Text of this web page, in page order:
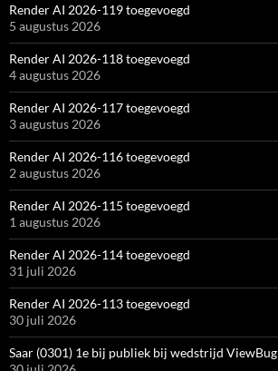
Render AI 2026-119 toegevoegd
5 augustus 2026
Render AI 2026-118 toegevoegd
4 augustus 2026
Render AI 2026-117 toegevoegd
3 augustus 2026
Render AI 2026-116 toegevoegd
2 augustus 2026
Render AI 2026-115 toegevoegd
1 augustus 2026
Render AI 2026-114 toegevoegd
31 juli 2026
Render AI 2026-113 toegevoegd
30 juli 2026
Saar (0301) 1e bij publiek bij wedstrijd ViewBug